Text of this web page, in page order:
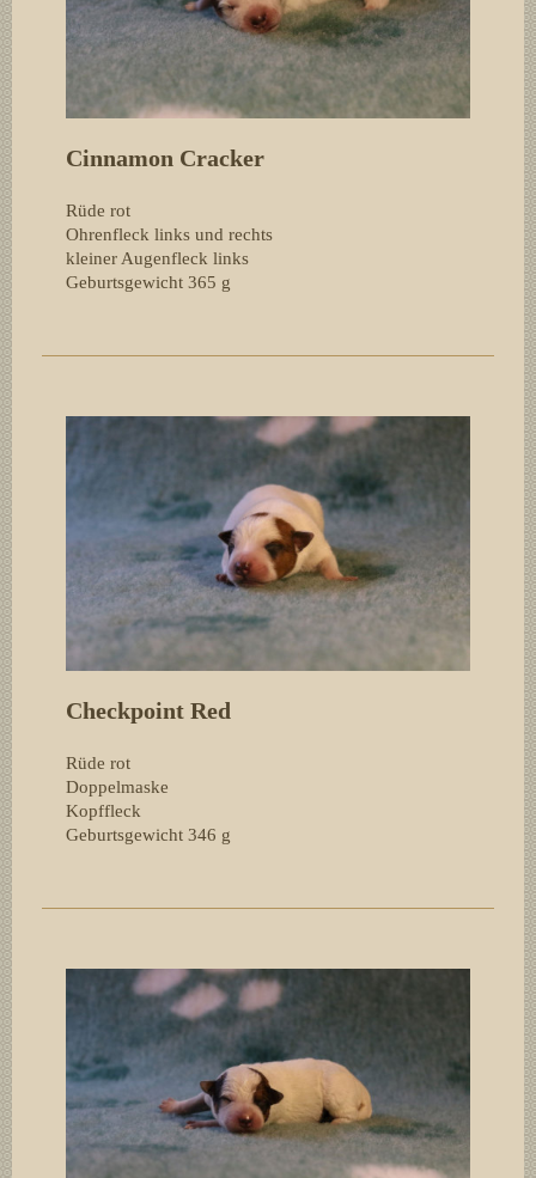
Cinnamon Cracker
Rüde rot
Ohrenfleck links und rechts
kleiner Augenfleck links
Geburtsgewicht 365 g
Checkpoint Red
Rüde rot
Doppelmaske
Kopffleck
Geburtsgewicht 346 g